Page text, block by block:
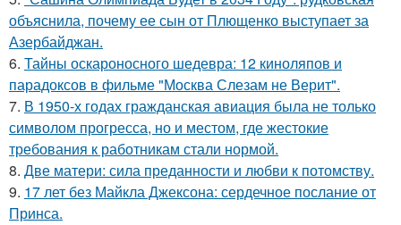
объяснила, почему ее сын от Плющенко выступает за
Азербайджан.
6. Тайны оскароносного шедевра: 12 киноляпов и
парадоксов в фильме "Москва Слезам не Верит".
7. В 1950-х годах гражданская авиация была не только
символом прогресса, но и местом, где жестокие
требования к работникам стали нормой.
8. Две матери: сила преданности и любви к потомству.
9. 17 лет без Майкла Джексона: сердечное послание от
Принса.